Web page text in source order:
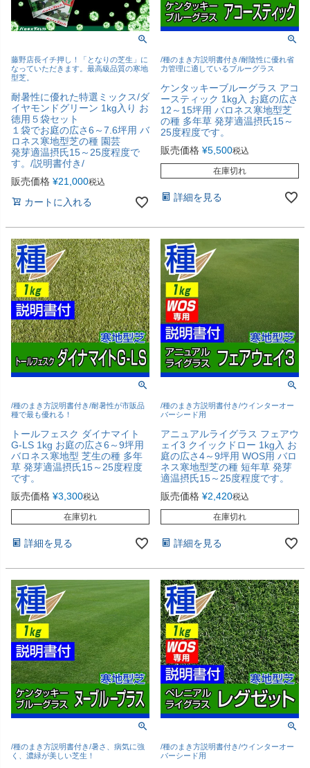
藤野店長イチ押し！「となりの芝生」に
なっていただきます。最高級品質の寒地
型芝。
耐暑性に優れた特選ミックス/ダ
イヤモンドグリーン 1kg入り お
徳用５袋セット
１袋でお庭の広さ6～7.6坪用 バ
ロネス寒地型芝の種 園芸
発芽適温摂氏15～25度程度で
す。/説明書付き/
販売価格 ¥21,000税込
カートに入れる
/種のまき方説明書付き/耐陰性に優れ省
力管理に適しているブルーグラス
ケンタッキーブルーグラス アコ
ースティック 1kg入 お庭の広さ
12～15坪用 バロネス寒地型芝
の種 多年草 発芽適温摂氏15～
25度程度です。
販売価格 ¥5,500税込
在庫切れ
詳細を見る
/種のまき方説明書付き/耐暑性が市販品
種で最も優れる！
トールフェスク ダイナマイト
G-LS 1kg お庭の広さ6～9坪用
バロネス寒地型 芝生の種 多年
草 発芽適温摂氏15～25度程度
です。
販売価格 ¥3,300税込
在庫切れ
詳細を見る
/種のまき方説明書付き/ウインターオー
バーシード用
アニュアルライグラス フェアウ
ェイ3 クイックドロー 1kg入 お
庭の広さ4～9坪用 WOS用 バロ
ネス寒地型芝の種 短年草 発芽
適温摂氏15～25度程度です。
販売価格 ¥2,420税込
在庫切れ
詳細を見る
/種のまき方説明書付き/暑さ、病気に強
く、濃緑が美しい芝生！
/種のまき方説明書付き/ウインターオー
バーシード用